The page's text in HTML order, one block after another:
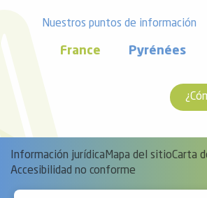
Nuestros puntos de información
France Pyrénées
Información jurídica Mapa del sitioCarta
Accesibilidad no conforme